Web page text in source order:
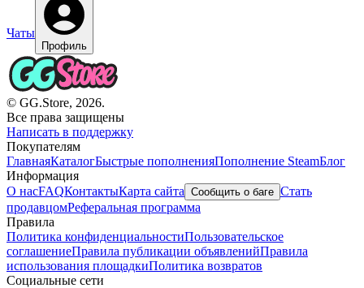
Чаты
Профиль
© GG.Store, 2026.
Все права защищены
Написать в поддержку
Покупателям
ГлавнаяКаталогБыстрые пополненияПополнение SteamБлог
Информация
О насFAQКонтактыКарта сайта Сообщить о баге Стать
продавцомРеферальная программа
Правила
Политика конфиденциальностиПользовательское
соглашениеПравила публикации объявленийПравила
использования площадкиПолитика возвратов
Социальные сети